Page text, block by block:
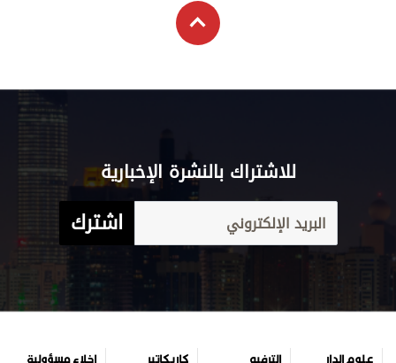
للاشتراك بالنشرة الإخبارية
اشترك
علوم الدار
الترفيه
كاريكاتير
إخلاء مسؤولية